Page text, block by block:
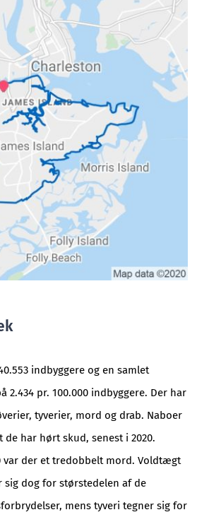
indbyggere og en samlet
2.434 pr. 100.000 indbyggere. Der har
tyverier, mord og drab. Naboer
har hørt skud, senest i 2020.
var der et tredobbelt mord. Voldtægt
sig dog for størstedelen af de
mens tyveri tegner sig for